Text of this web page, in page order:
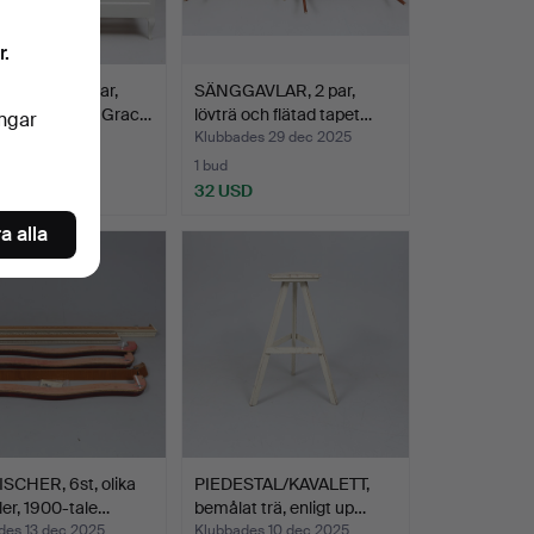
ett par,
Swedish Grac…
SÄNGGAVLAR, 2 par,
lövträ och flätad tapet…
Klubbades 29 dec 2025
1 bud
32 USD
6st, olika
1900-tale…
PIEDESTAL/KAVALETT,
bemålat trä, enligt up…
alla